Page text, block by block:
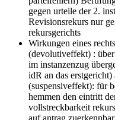
gegen urteile der 2.
Revisionsrekurs nur
rekursgerichts
Wirkungen eines
(devolutiveffekt) :
im instanzenzug
idR an das
(suspensiveffekt): für
hemmen den eintritt
vollstreckbarkeit
auf antrag